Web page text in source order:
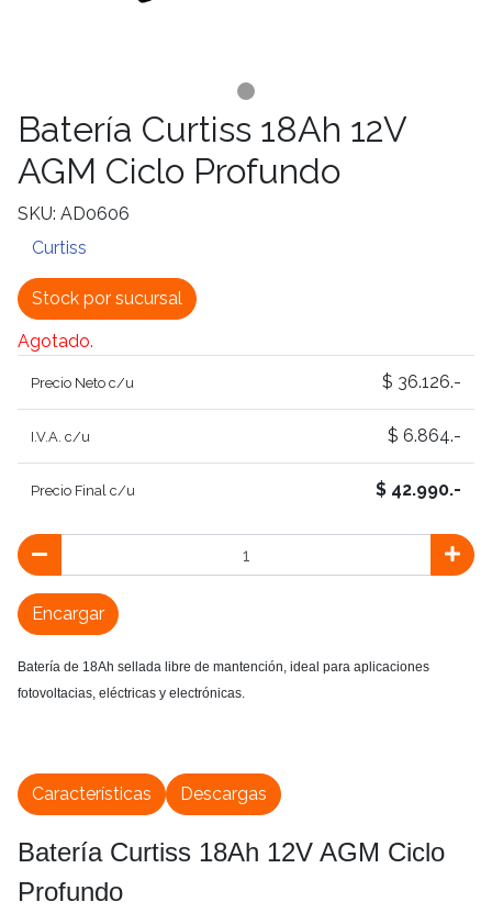
Batería Curtiss 18Ah 12V
AGM Ciclo Profundo
SKU: AD0606
Curtiss
Stock por sucursal
Agotado.
Precio Neto c/u $ 36.126.-
I.V.A. c/u $ 6.864.-
Precio Final c/u $ 42.990.-
Encargar
Batería de 18Ah sellada libre de mantención, ideal para aplicaciones
fotovoltacias, eléctricas y electrónicas.
Batería Curtiss 18Ah 12V AGM Ciclo
Profundo
Características Descargas